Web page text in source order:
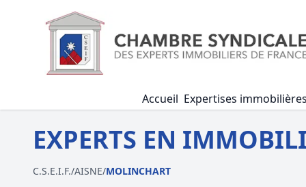
Accueil Expertises immobilières
EXPERTS EN
C.S.E.I.F./AISNE/MOLINCHART